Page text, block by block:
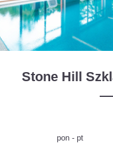
Stone Hill
pon - pt